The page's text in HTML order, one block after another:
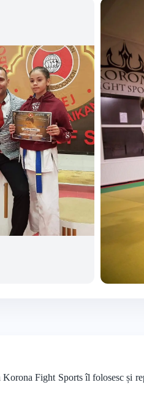
Fight Sports îl folosesc și